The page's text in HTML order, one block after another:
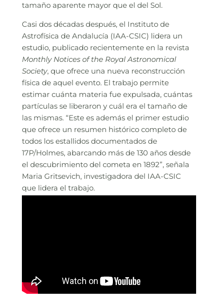
tamaño aparente mayor que el del Sol.
Casi dos décadas después, el Instituto de
Astrofísica de Andalucía (IAA-CSIC) lidera un
estudio, publicado recientemente en la revista
Monthly Notices of the Royal Astronomical
Society, que ofrece una nueva reconstrucción
física de aquel evento. El trabajo permite
estimar cuánta materia fue expulsada, cuántas
partículas se liberaron y cuál era el tamaño de
las mismas. “Este es además el primer estudio
que ofrece un resumen histórico completo de
todos los estallidos documentados de
17P/Holmes, abarcando más de 130 años desde
el descubrimiento del cometa en 1892”, señala
Maria Gritsevich, investigadora del IAA-CSIC
que lidera el trabajo.